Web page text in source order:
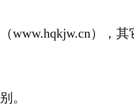
（www.hqkjw.cn），
别。